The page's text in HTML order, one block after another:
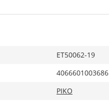
ET50062-19
4066601003686
PIKO